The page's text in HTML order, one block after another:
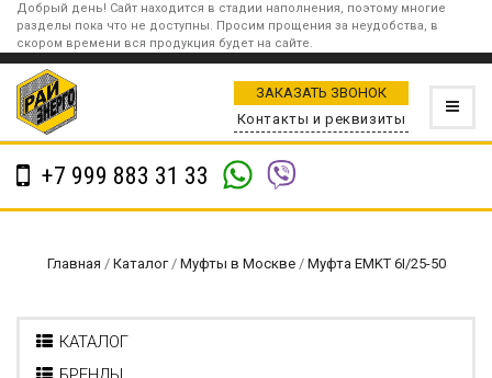
Добрый день! Сайт находится в стадии наполнения, поэтому многие
разделы пока что не доступны. Просим прощения за неудобства, в
скором времени вся продукция будет на сайте.
ЗАКАЗАТЬ ЗВОНОК
Контакты и реквизиты
+7 999 883 31 33
Главная / Каталог / Муфты в Москве / Муфта EMKT 6I/25-50
КАТАЛОГ